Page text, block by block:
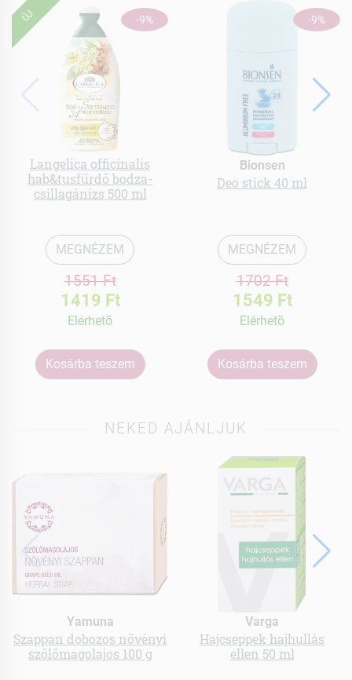
-9%
ÚJ
Langelica officinalis
hab&tusfürdő bodza-
csillagánizs 500 ml
MEGNÉZEM
1551 Ft
1419 Ft
Elérhetõ
Kosárba teszem
-9%
Bionsen
Deo stick 40 ml
MEGNÉZEM
1702 Ft
1549 Ft
Elérhetõ
Kosárba teszem
NEKED AJÁNLJUK
Yamuna
Szappan dobozos növényi
szőlőmagolajos 100 g
Varga
Hajcseppek hajhullás
ellen 50 ml